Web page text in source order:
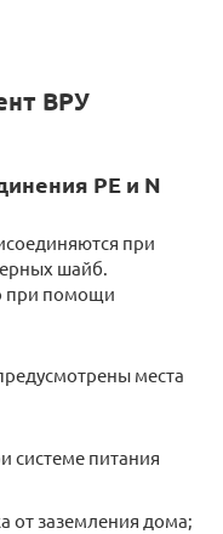
ВРУ
PE и N
при
шайб.
при помощи
места
системе питания
от заземления дома;